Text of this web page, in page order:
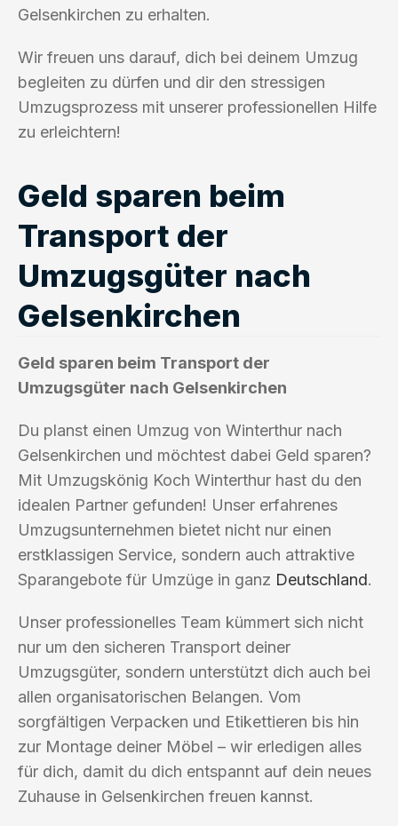
Gelsenkirchen zu erhalten.
Wir freuen uns darauf, dich bei deinem Umzug
begleiten zu dürfen und dir den stressigen
Umzugsprozess mit unserer professionellen Hilfe
zu erleichtern!
Geld sparen beim
Transport der
Umzugsgüter nach
Gelsenkirchen
Geld sparen beim Transport der
Umzugsgüter nach Gelsenkirchen
Du planst einen Umzug von Winterthur nach
Gelsenkirchen und möchtest dabei Geld sparen?
Mit Umzugskönig Koch Winterthur hast du den
idealen Partner gefunden! Unser erfahrenes
Umzugsunternehmen bietet nicht nur einen
erstklassigen Service, sondern auch attraktive
Sparangebote für Umzüge in ganz Deutschland.
Unser professionelles Team kümmert sich nicht
nur um den sicheren Transport deiner
Umzugsgüter, sondern unterstützt dich auch bei
allen organisatorischen Belangen. Vom
sorgfältigen Verpacken und Etikettieren bis hin
zur Montage deiner Möbel – wir erledigen alles
für dich, damit du dich entspannt auf dein neues
Zuhause in Gelsenkirchen freuen kannst.